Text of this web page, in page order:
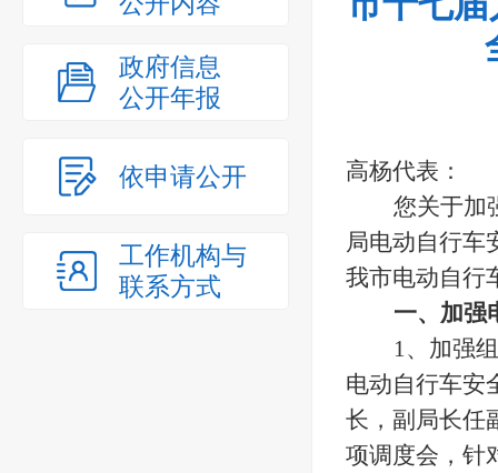
政府信息
公开年报
依申请公开
工作机构与
联系方式
高杨代表 ：
您关于加
局电动自行车
我市电动自行
一、加强
1、加强
电动自行车安
长，副局长任
项调度会，针